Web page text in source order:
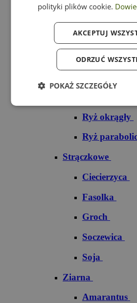
Ryż czerwony
Ryż do sushi
Ryż okrągły
Ryż
Strączkowe
Ciecierzyca
Fasolka
Groch
Soczewica
Soja
Ziarna
Amarantus
polityki plików cookie.
AKCEPTUJ
ODRZUĆ
POKAŻ SZCZEGÓŁY